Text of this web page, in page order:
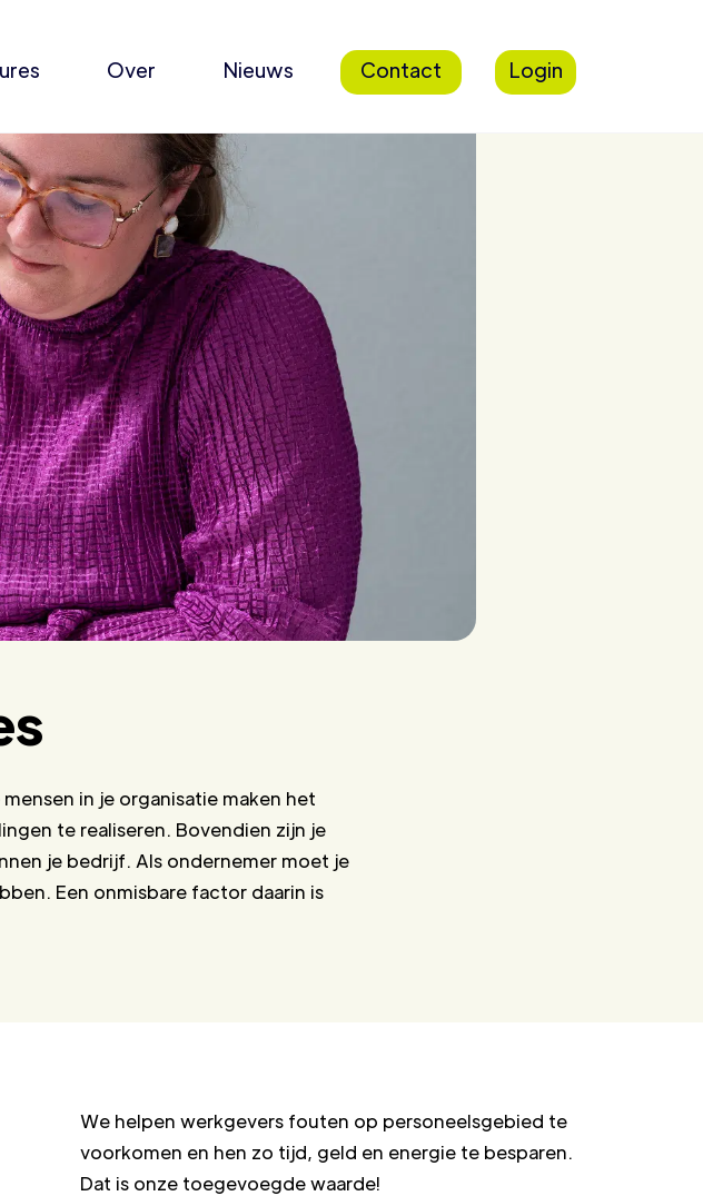
Over Nieuws Contact Login
in je organisatie maken het
te realiseren. Bovendien zijn je
je bedrijf. Als ondernemer moet je
Een onmisbare factor daarin is
We helpen werkgevers fouten op personeelsgebied te
voorkomen en hen zo tijd, geld en energie te besparen.
Dat is onze toegevoegde waarde!